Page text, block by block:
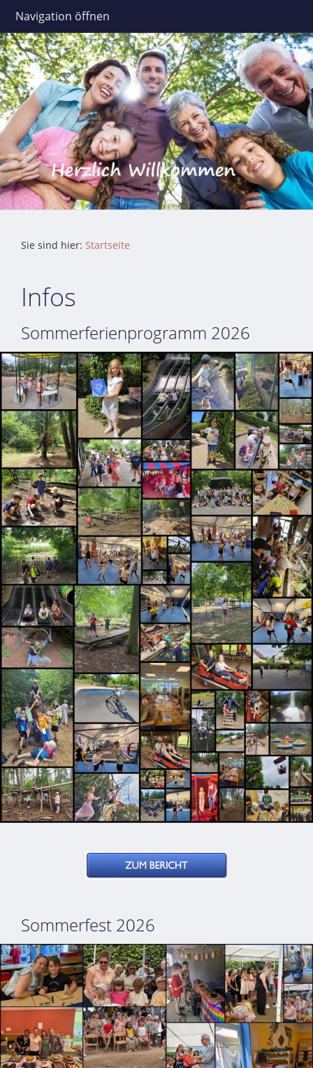
Navigation öffnen
Sie sind hier: Startseite
Infos
Sommerferienprogramm 2026
Sommerfest 2026